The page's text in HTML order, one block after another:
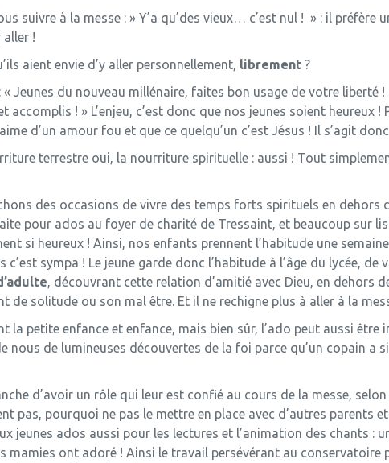
suivre à la messe : » Y’a qu’des vieux… c’est nul ! » : il préfère
aller !
aient envie d’y aller personnellement, librement ?
« Jeunes du nouveau millénaire, faites bon usage de votre
accomplis ! » L’enjeu, c’est donc que nos jeunes soient heureux
d’un amour fou et que ce quelqu’un c’est Jésus ! Il s’agit
terrestre oui, la nourriture spirituelle : aussi ! Tout
des occasions de vivre des temps forts spirituels en
pour ados au foyer de charité de Tressaint, et beaucoup sur
si heureux ! Ainsi, nos enfants prennent l’habitude une
sympa ! Le jeune garde donc l’habitude à l’âge du lycée,
, découvrant cette relation d’amitié avec Dieu, en dehors
de solitude ou son mal être. Et il ne rechigne plus à aller à la
petite enfance et enfance, mais bien sûr, l’ado peut aussi être
nous de lumineuses découvertes de la foi parce qu’un copain a
d’avoir un rôle qui leur est confié au cours de la messe,
pas, pourquoi ne pas le mettre en place avec d’autres parents
jeunes ados aussi pour les lectures et l’animation des chants :
mamies ont adoré ! Ainsi le travail persévérant au conservatoire